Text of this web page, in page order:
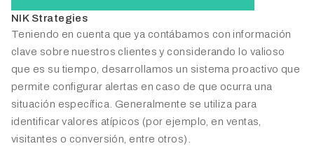
NIK Strategies
Teniendo en cuenta que ya contábamos con información
clave sobre nuestros clientes y considerando lo valioso
que es su tiempo, desarrollamos un sistema proactivo que
permite configurar alertas en caso de que ocurra una
situación específica. Generalmente se utiliza para
identificar valores atípicos (por ejemplo, en ventas,
visitantes o conversión, entre otros).